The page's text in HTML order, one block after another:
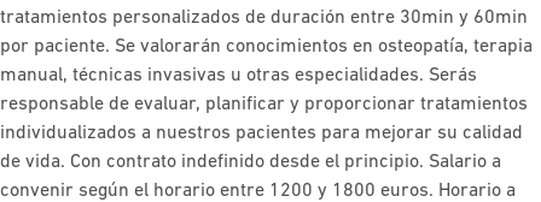
tratamientos personalizados de duración entre 30min y 60min
por paciente. Se valorarán conocimientos en osteopatía, terapia
manual, técnicas invasivas u otras especialidades. Serás
responsable de evaluar, planificar y proporcionar tratamientos
individualizados a nuestros pacientes para mejorar su calidad
de vida. Con contrato indefinido desde el principio. Salario a
convenir según el horario entre 1200 y 1800 euros. Horario a